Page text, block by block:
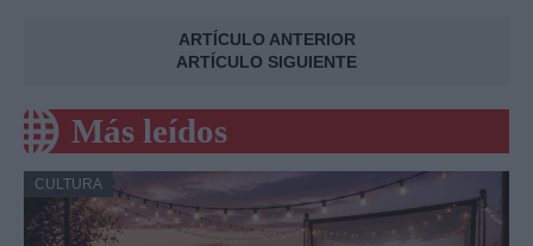
ARTÍCULO ANTERIOR
ARTÍCULO SIGUIENTE
Más leídos
CULTURA